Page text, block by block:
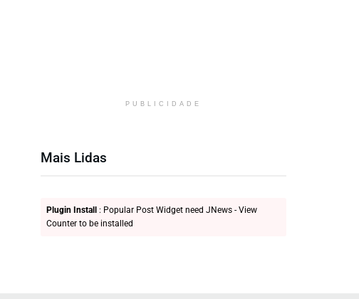
PUBLICIDADE
Mais Lidas
Plugin Install : Popular Post Widget need JNews - View
Counter to be installed